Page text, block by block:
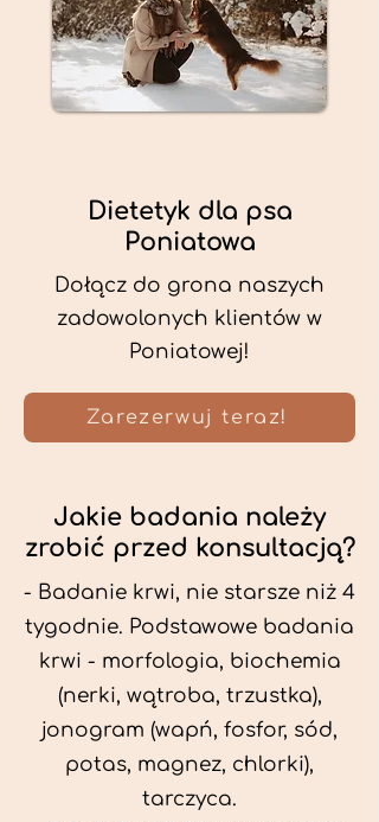
Dietetyk dla psa
Poniatowa
Dołącz do grona naszych
zadowolonych klientów w
Poniatowej!
Zarezerwuj teraz!
Jakie badania należy
zrobić przed konsultacją?
- Badanie krwi, nie starsze niż 4
tygodnie. Podstawowe badania
krwi - morfologia, biochemia
(nerki, wątroba, trzustka),
jonogram (wapń, fosfor, sód,
potas, magnez, chlorki),
tarczyca.